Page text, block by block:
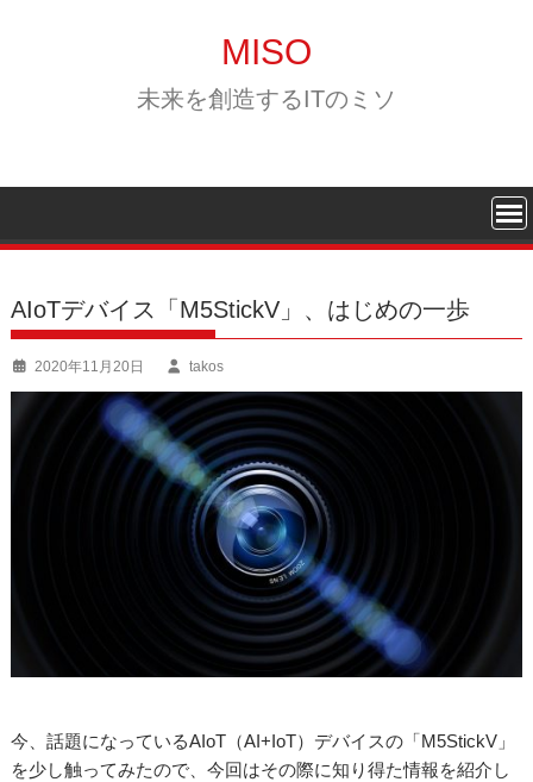
MISO
未来を創造するITのミソ
AIoTデバイス「M5StickV」、はじめの一歩
2020年11月20日 takos
今、話題になっているAIoT（AI+IoT）デバイスの「M5StickV」
を少し触ってみたので、今回はその際に知り得た情報を紹介し